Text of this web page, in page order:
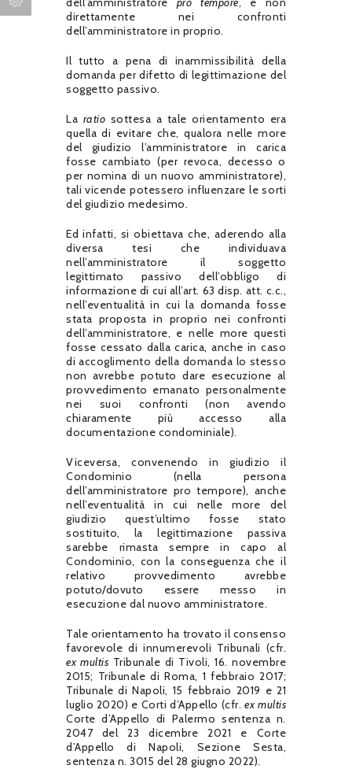
direttamente nei confronti
dell’amministratore in proprio.
Il tutto a pena di inammissibilità della
domanda per difetto di legittimazione del
soggetto passivo.
La ratio sottesa a tale orientamento era
quella di evitare che, qualora nelle more
del giudizio l’amministratore in carica
fosse cambiato (per revoca, decesso o
per nomina di un nuovo amministratore),
tali vicende potessero influenzare le sorti
del giudizio medesimo.
Ed infatti, si obiettava che, aderendo alla
diversa tesi che individuava
nell’amministratore il soggetto
legittimato passivo dell’obbligo di
informazione di cui all’art. 63 disp. att. c.c.,
nell’eventualità in cui la domanda fosse
stata proposta in proprio nei confronti
dell’amministratore, e nelle more questi
fosse cessato dalla carica, anche in caso
di accoglimento della domanda lo stesso
non avrebbe potuto dare esecuzione al
provvedimento emanato personalmente
nei suoi confronti (non avendo
chiaramente più accesso alla
documentazione condominiale).
Viceversa, convenendo in giudizio il
Condominio (nella persona
dell’amministratore pro tempore), anche
nell’eventualità in cui nelle more del
giudizio quest’ultimo fosse stato
sostituito, la legittimazione passiva
sarebbe rimasta sempre in capo al
Condominio, con la conseguenza che il
relativo provvedimento avrebbe
potuto/dovuto essere messo in
esecuzione dal nuovo amministratore.
Tale orientamento ha trovato il consenso
favorevole di innumerevoli Tribunali (cfr.
ex multis Tribunale di Tivoli, 16. novembre
2015; Tribunale di Roma, 1 febbraio 2017;
Tribunale di Napoli, 15 febbraio 2019 e 21
luglio 2020) e Corti d’Appello (cfr.ex multis
Corte d’Appello di Palermo sentenza n.
2047 del 23 dicembre 2021 e Corte
d’Appello di Napoli, Sezione Sesta,
sentenza n. 3015 del 28 giugno 2022).